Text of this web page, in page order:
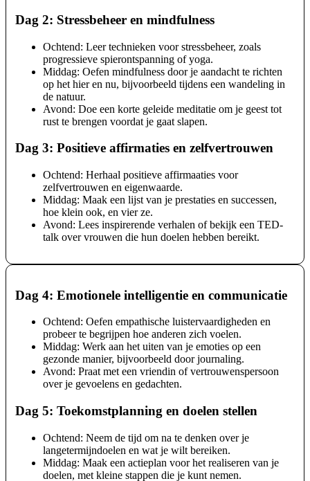
Dag 2: Stressbeheer en mindfulness
Ochtend: Leer technieken voor stressbeheer, zoals
progressieve spierontspanning of yoga.
Middag: Oefen mindfulness door je aandacht te richten
op het hier en nu, bijvoorbeeld tijdens een wandeling in
de natuur.
Avond: Doe een korte geleide meditatie om je geest tot
rust te brengen voordat je gaat slapen.
Dag 3: Positieve affirmaties en zelfvertrouwen
Ochtend: Herhaal positieve affirmaaties voor
zelfvertrouwen en eigenwaarde.
Middag: Maak een lijst van je prestaties en successen,
hoe klein ook, en vier ze.
Avond: Lees inspirerende verhalen of bekijk een TED-
talk over vrouwen die hun doelen hebben bereikt.
Dag 4: Emotionele intelligentie en communicatie
Ochtend: Oefen empathische luistervaardigheden en
probeer te begrijpen hoe anderen zich voelen.
Middag: Werk aan het uiten van je emoties op een
gezonde manier, bijvoorbeeld door journaling.
Avond: Praat met een vriendin of vertrouwenspersoon
over je gevoelens en gedachten.
Dag 5: Toekomstplanning en doelen stellen
Ochtend: Neem de tijd om na te denken over je
langetermijndoelen en wat je wilt bereiken.
Middag: Maak een actieplan voor het realiseren van je
doelen, met kleine stappen die je kunt nemen.